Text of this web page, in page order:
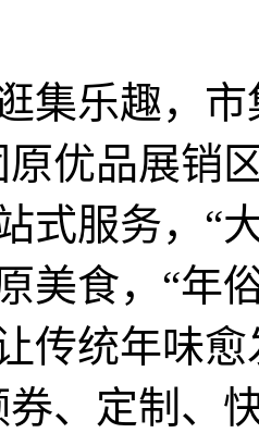
乐趣，市
优品展销
式服务，“
美食，“年
传统年味
券、定制、